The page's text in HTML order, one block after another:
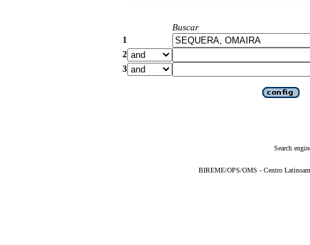
Buscar
1
2
3
Search
BIREME/OPS/OMS - Centro